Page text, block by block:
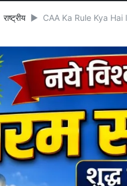
राष्ट्रीय CAA Ka Rule Kya Hai